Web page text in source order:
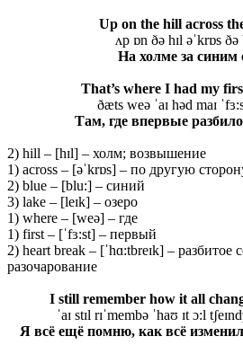
Up on the hill across
ʌp ɒn ðə hɪl əˈkrɒs ðə
На холме за синим
That’s where I had my
ðæts weə ˈaɪ həd maɪ
Там, где впервые
2) hill – [hɪl] – холм; возвышение
1) across – [əˈkrɒs] – по другую
2) blue – [blu:] – синий
3) lake – [leɪk] – озеро
1) where – [weə] – где
1) first – [ˈfɜ:st] – первый
2) heart break – [ˈhɑ:tbreɪk] – разбитое
разочарование
I still remember how it all
ˈaɪ stɪl rɪˈmembə ˈhaʊ ɪt ɔ:l
Я всё ещё помню, как всё